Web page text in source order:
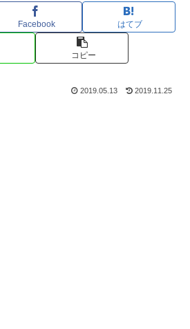
Facebook はてブ
コピー
2019.05.13 2019.11.25